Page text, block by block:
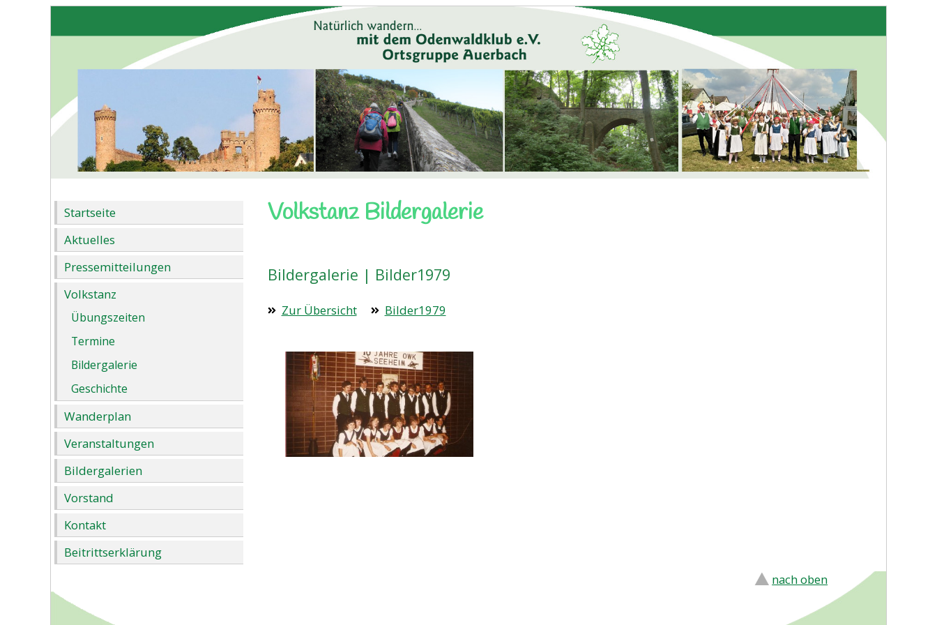
Startseite
Aktuelles
Pressemitteilungen
Volkstanz
Übungszeiten
Termine
Bildergalerie
Geschichte
Wanderplan
Veranstaltungen
Bildergalerien
Vorstand
Kontakt
Beitrittserklärung
Volkstanz Bildergalerie
Bildergalerie | Bilder1979
Zur Übersicht Bilder1979
nach oben